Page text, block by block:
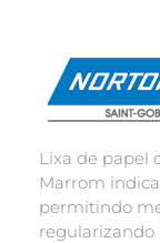
Lixa de papel
Marrom
permitindo
regularizando